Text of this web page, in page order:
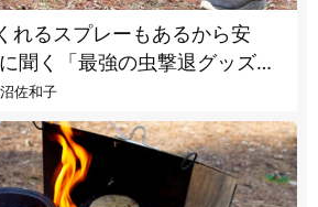
れるスプレーもあるから安
サイトで使う虫よけ】
佐和子